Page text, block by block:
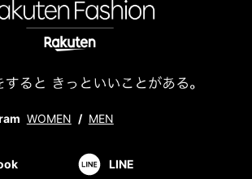
WOMEN / MEN
LINE